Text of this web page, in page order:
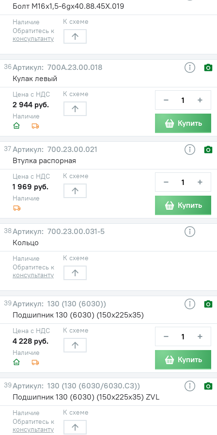
Болт М16х1,5-6gх40.88.45Х.019
Наличие
Обратитесь к
консультанту
К схеме
36
700А.23.00.018
Кулак левый
Наличие
Цена с НДС
2 944 руб.
К схеме − +
Купить
37
700.23.00.021
Втулка распорная
Наличие
Цена с НДС
1 969 руб.
К схеме − +
Купить
38
700.23.00.031-5
Кольцо
Наличие
Обратитесь к
консультанту
К схеме
39
130 (130 (6030))
Подшипник 130 (6030) (150х225х35)
Наличие
Цена с НДС
4 228 руб.
К схеме − +
Купить
39
130 (130 (6030/6030.С3))
Подшипник 130 (6030) (150х225х35) ZVL
Наличие
Обратитесь к
консультанту
К схеме